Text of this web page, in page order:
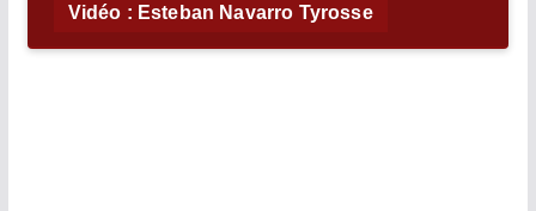
Vidéo : Esteban Navarro Tyrosse